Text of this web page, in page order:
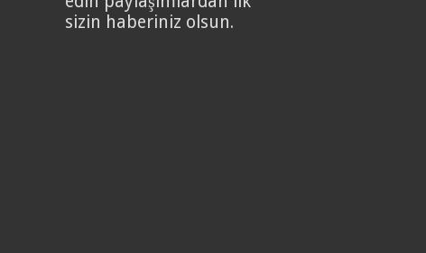
sizin haberiniz olsun.